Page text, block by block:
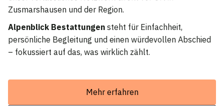
Zusmarshausen und der Region.
Alpenblick Bestattungen steht für Einfachheit,
persönliche Begleitung und einen würdevollen Abschied
– fokussiert auf das, was wirklich zählt.
Mehr erfahren